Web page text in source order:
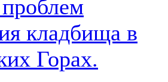
кладбища в
Горах.